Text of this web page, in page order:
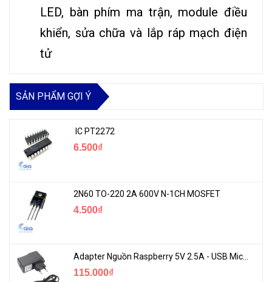
LED, bàn phím ma trận, module điều
khiển, sửa chữa và lắp ráp mạch điện
tử
SẢN PHẨM GỢI Ý
IC PT2272
6.500₫
2N60 TO-220 2A 600V N-1CH MOSFET
4.500₫
115.000₫